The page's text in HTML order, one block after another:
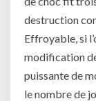
destruction
Effroyable, si
modification
puissante de
le nombre de